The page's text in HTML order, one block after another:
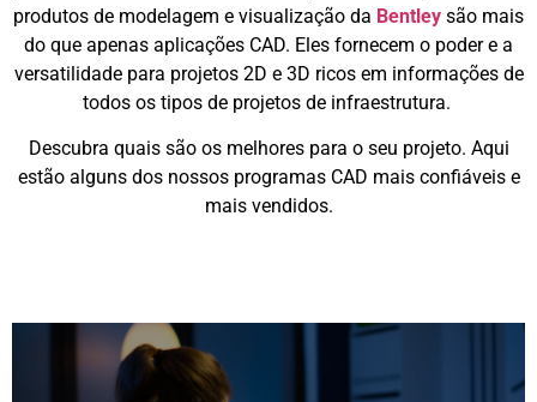
produtos de modelagem e visualização da Bentley são mais
do que apenas aplicações CAD. Eles fornecem o poder e a
versatilidade para projetos 2D e 3D ricos em informações de
todos os tipos de projetos de infraestrutura.
Descubra quais são os melhores para o seu projeto. Aqui
estão alguns dos nossos programas CAD mais confiáveis e
mais vendidos.